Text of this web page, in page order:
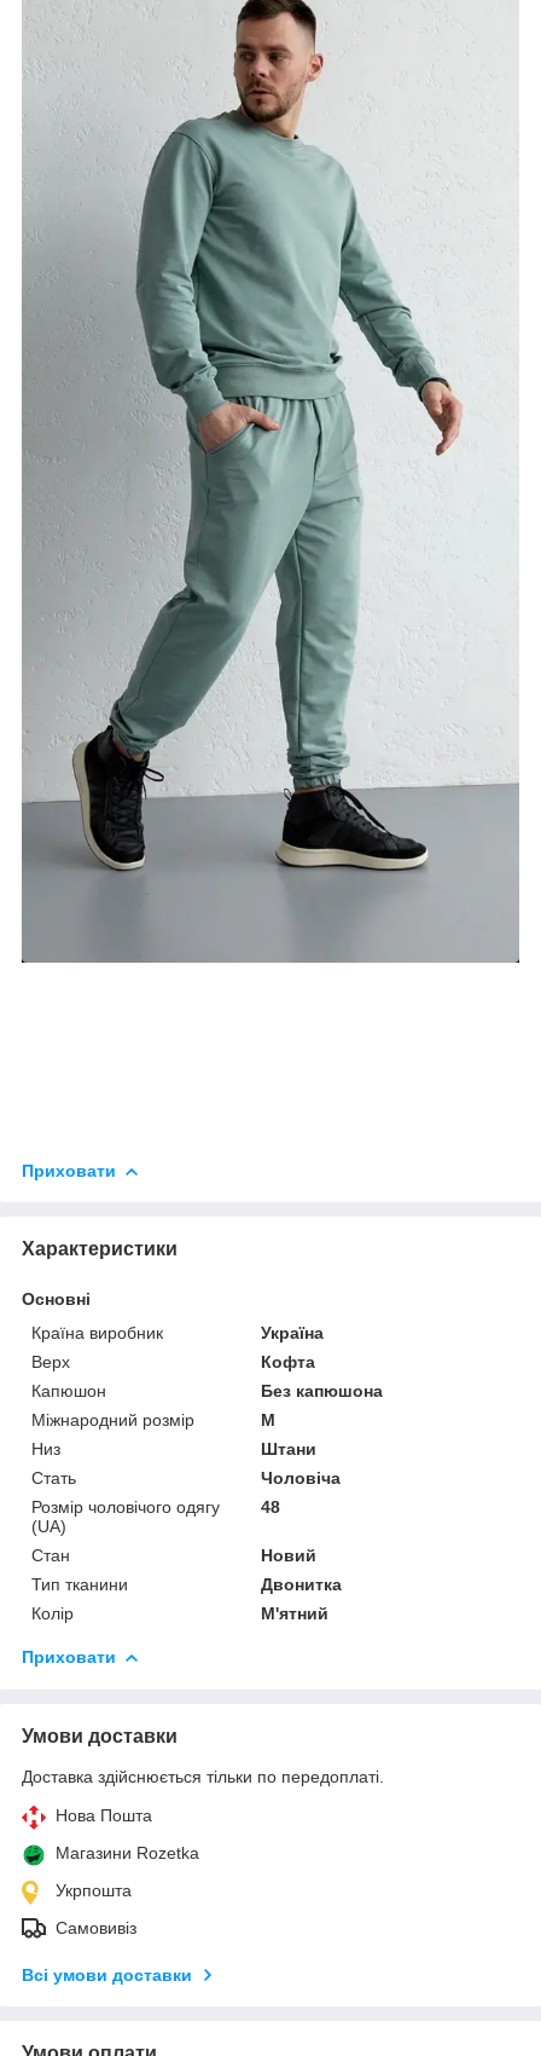
Приховати
Характеристики
Основні
Країна виробник
Україна
Верх
Кофта
Капюшон
Без капюшона
Міжнародний розмір
M
Низ
Штани
Стать
Чоловіча
Розмір чоловічого одягу
(UA)
48
Стан
Новий
Тип тканини
Двонитка
Колір
М'ятний
Приховати
Умови доставки
Доставка здійснюється тільки по передоплаті.
Нова Пошта
Магазини Rozetka
Укрпошта
Самовивіз
Всі умови доставки